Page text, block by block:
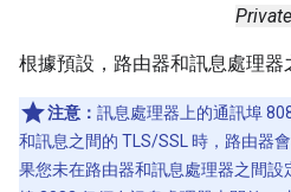
根據預設，路由器和訊息處理器
注意： 訊息處理器上的通訊埠
和訊息之間的 TLS/SSL 時，路由器
果您未在路由器和訊息處理器之間設